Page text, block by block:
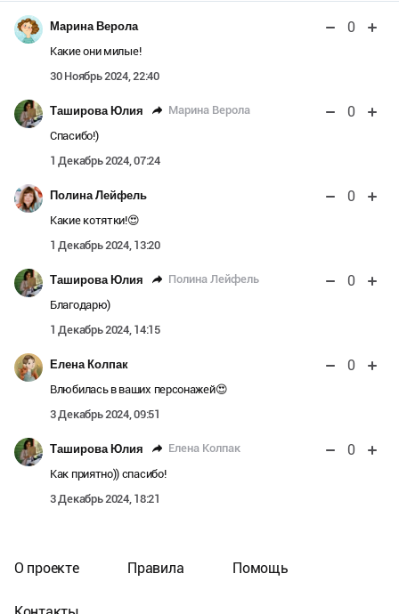
Марина Верола 0
Какие они милые!
30 Ноябрь 2024, 22:40
Таширова Юлия Марина Верола 0
Спасибо!)
1 Декабрь 2024, 07:24
Полина Лейфель 0
Какие котятки!😍
1 Декабрь 2024, 13:20
Таширова Юлия Полина Лейфель 0
Благодарю)
1 Декабрь 2024, 14:15
Елена Колпак 0
Влюбилась в ваших персонажей😍
3 Декабрь 2024, 09:51
Таширова Юлия Елена Колпак 0
Как приятно)) спасибо!
3 Декабрь 2024, 18:21
О проекте Правила Помощь